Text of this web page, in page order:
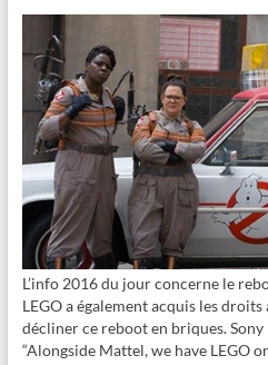
L’info 2016 du jour concerne le
LEGO a également acquis les
décliner ce reboot en briques.
“Alongside Mattel, we have LEGO